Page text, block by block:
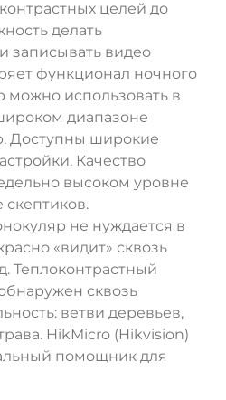
целей до
делать
записывать видео
функционал ночного
можно использовать в
диапазоне
Доступны широкие
Качество
высоком уровне
скептиков.
не нуждается в
«видит» сквозь
Теплоконтрастный
сквозь
ветви деревьев,
HikMicro (Hikvision)
помощник для